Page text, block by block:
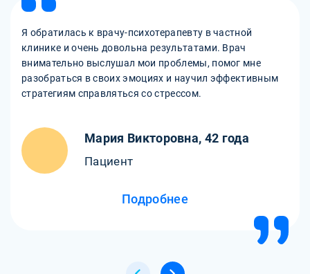
Я обратилась к врачу-психотерапевту в частной
клинике и очень довольна результатами. Врач
внимательно выслушал мои проблемы, помог мне
разобраться в своих эмоциях и научил эффективным
стратегиям справляться со стрессом.
Мария Викторовна, 42 года
Пациент
Подробнее